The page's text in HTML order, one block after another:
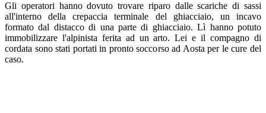
Gli operatori hanno dovuto trovare riparo dalle scariche di sassi
all'interno della crepaccia terminale del ghiacciaio, un incavo
formato dal distacco di una parte di ghiacciaio. Lì hanno potuto
immobilizzare l'alpinista ferita ad un arto. Lei e il compagno di
cordata sono stati portati in pronto soccorso ad Aosta per le cure del
caso.